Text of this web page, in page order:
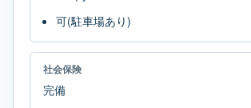
可(駐車場あり)
社会保険
完備